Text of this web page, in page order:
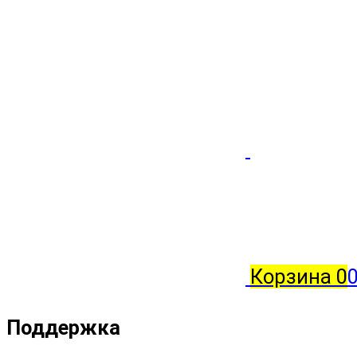
Корзина 0
Поддержка